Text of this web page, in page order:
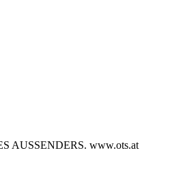
AUSSENDERS. www.ots.at